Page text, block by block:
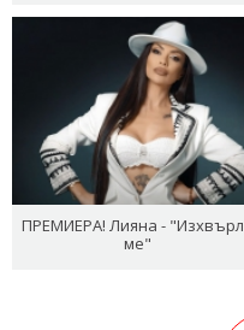
ПРЕМИЕРА! Лияна -
ме"